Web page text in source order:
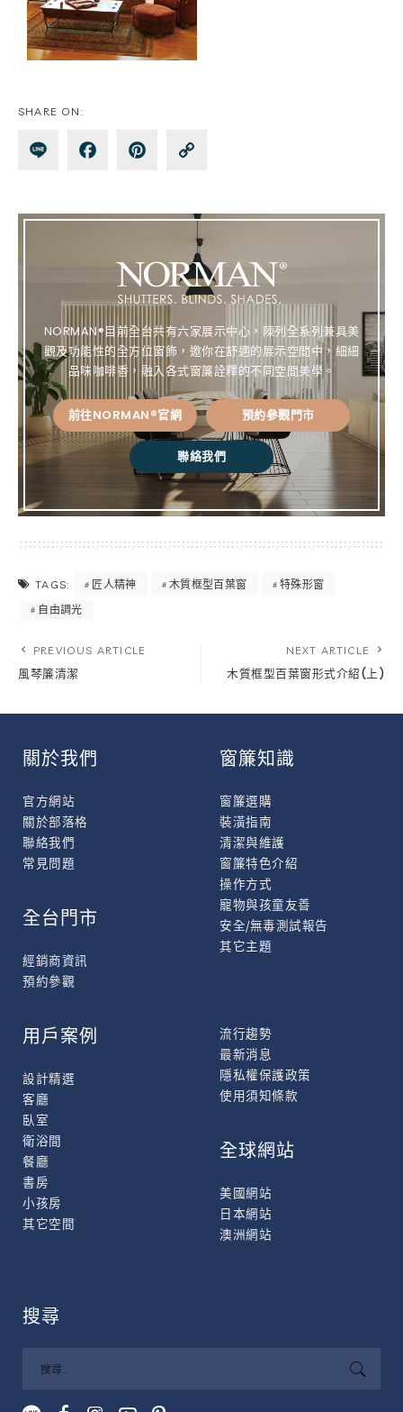
SHARE ON:
Lin Fa
ok
Pin
st k
NORMAN®目前全台共有六家展示中心，陳列全系列兼具美
觀及功能性的全方位窗飾，邀你在舒適的展示空間中，細細
品味咖啡香，融入各式窗簾詮釋的不同空間美學。
前往NORMAN®官網 預約參觀門市
聯絡我們
TAGS: 匠人精神 木質框型百葉窗
特殊形窗
自由調光
PREVIOUS ARTICLE
風琴簾清潔
NEXT ARTICLE
木質框型百葉窗形式介紹(上)
關於我們
官方網站
關於部落格
聯絡我們
常見問題
窗簾知識
窗簾選購
裝潢指南
清潔與維護
窗簾特色介紹
操作方式
寵物與孩童友善
安全/無毒測試報告
其它主題
全台門市
經銷商資訊
預約參觀
用戶案例
設計精選
客廳
臥室
衛浴間
餐廳
書房
小孩房
其它空間
流行趨勢
最新消息
隱私權保護政策
使用須知條款
全球網站
美國網站
日本網站
澳洲網站
搜尋